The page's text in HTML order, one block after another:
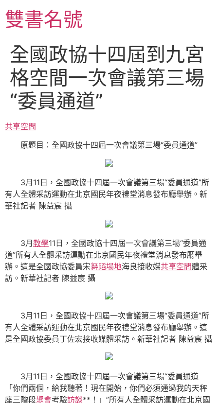
至
主雙書名號
全國政協十四屆到九宮
格空間一次會議第三場
“委員通道”
共享空間
原題目：全國政協十四屆一次會議第三場“委員通道”
3月11日，全國政協十四屆一次會議第三場“委員通道”所
有人全體采訪運動在北京國民年夜禮堂消息發布廳舉辦。 新
華社記者 陳益宸 攝
3月教學11日，全國政協十四屆一次會議第三場“委員通
道”所有人全體采訪運動在北京國民年夜禮堂消息發布廳舉
辦。這是全國政協委員宋舞蹈場地海良接收媒共享空間體采
訪。 新華社記者 陳益宸 攝
3月11日，全國政協十四屆一次會議第三場“委員通道”所
有人全體采訪運動在北京國民年夜禮堂消息發布廳舉辦。這
是全國政協委員丁佐宏接收媒體采訪。 新華社記者 陳益宸 攝
3月11日，全國政協十四屆一次會議第三場“委員通道
「你們兩個，給我聽著！現在開始，你們必須通過我的天秤
座三階段聚會考驗訪談**！」”所有人全體采訪運動在北京國